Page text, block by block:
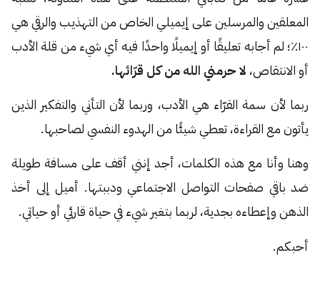
المعلقين والمرسلين على إيميلي الخاص من التهذيب والرقي هي
١٠٠٪؛ لم أجابه تعليقًا أو إيميلًا واحدًا فيه أي شيء من قلة الأدب
أو الانتقاص، لا حرمني الله من كل قرّائها.
ربما لأن سمة القرّاء هي الأدب، وربما لأن التأني والتفكير الذين
يأتون مع القراءة، تعطي شيئًا من الهدوء النفسي لصاحبها.
وهنا وأنا مع هذه الكلمات، أجد إنني أقف على مسافة طويلة
ضد باقي صفحات التواصل الاجتماعي ودببتها. أميل إلى أخذ
الذهن وإعطاءه بجدية، لربما بتغير شيء في حياة قارئي أو حياتي.
أحبكم.